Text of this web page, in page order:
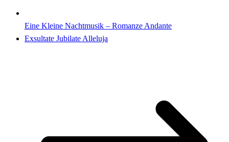
Eine Kleine Nachtmusik – Romanze Andante
Exsultate Jubilate Alleluja